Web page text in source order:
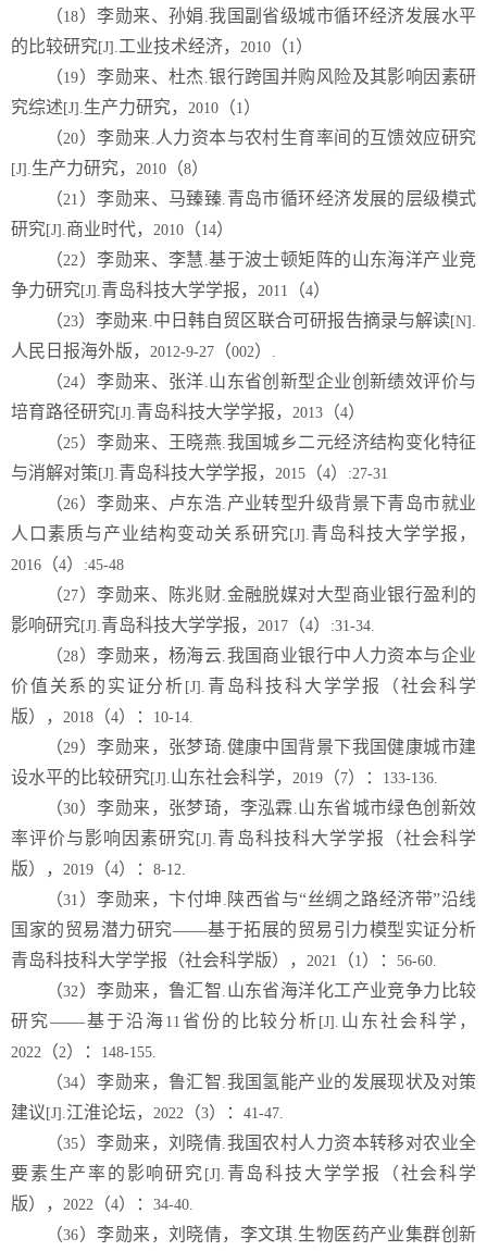
（18）李勋来、孙娟 .我国副省级城市循环经济发展水平
的比较研究[J].工业技术经济， 2010 （1）
（19）李勋来、杜杰 .银行跨国并购风险及其影响因素研
究综述 [J].生产力研究， 2010 （1）
（20）李勋来 . 人力资本与农村生育率间的互馈效应研究
[J].生产力研究， 2010 （8）
（21 ）李勋来、马臻臻. 青岛市循环经济发展的层级模式
研究[J].商业时代， 2010 （14）
（22）李勋来、李慧 .基于波士顿矩阵的山东海洋产业竞
争力研究[J].青岛科技大学学报， 2011 （4）
（23）李勋来 .中日韩自贸区联合可研报告摘录与解读[N].
人民日报海外版， 2012-9-27 （002） .
（24）李勋来、张洋.山东省创新型企业创新绩效评价与
培育路径研究[J].青岛科技大学学报， 2013 （4）
（25）李勋来、王晓燕.我国城乡二元经济结构变化特征
与消解对策 [J].青岛科技大学学报， 2015 （4） :27-31
（26）李勋来、卢东浩. 产业转型升级背景下青岛市就业
人口素质与产业结构变动关系研究 [J]. 青岛科技大学学报，
2016 （4） :45-48
（27）李勋来、陈兆财.金融脱媒对大型商业银行盈利的
影响研究[J].青岛科技大学学报， 2017 （4） :31-34.
（28）李勋来，杨海云.我国商业银行中人力资本与企业
价值关系的实证分析 [J]. 青岛科技科大学学报（社会科学
版）， 2018 （4）： 10-14.
（29）李勋来，张梦琦.健康中国背景下我国健康城市建
设水平的比较研究[J].山东社会科学， 2019 （7）： 133-136.
（30）李勋来，张梦琦，李泓霖 .山东省城市绿色创新效
率评价与影响因素研究 [J]. 青岛科技科大学学报（社会科学
版）， 2019 （4）： 8-12.
（31 ）李勋来，卞付坤 . 陕西省与“丝绸之路经济带”沿线
国家的贸易潜力研究——基于拓展的贸易引力模型实证分析
青岛科技科大学学报（社会科学版）， 2021 （1）： 56-60.
（32）李勋来，鲁汇智. 山东省海洋化工产业竞争力比较
研究——基于沿海 11 省份的比较分析 [J]. 山东社会科学，
2022 （2）： 148-155.
（34）李勋来，鲁汇智.我国氢能产业的发展现状及对策
建议 [J].江淮论坛， 2022 （3）： 41-47.
（35）李勋来，刘晓倩.我国农村人力资本转移对农业全
要素生产率的影响研究 [J]. 青岛科技大学学报（社会科学
版）， 2022 （4）： 34-40.
（36）李勋来，刘晓倩，李文琪.生物医药产业集群创新